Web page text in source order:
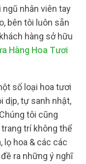
nhân viên tay
bên tôi luôn sẵn
hàng sở hữu
Hàng Hoa Tươi
số loại hoa tươi
dịp, tự sanh nhật,
tôi cũng
trí không thể
lọ hoa & các các
ra những ý nghĩ